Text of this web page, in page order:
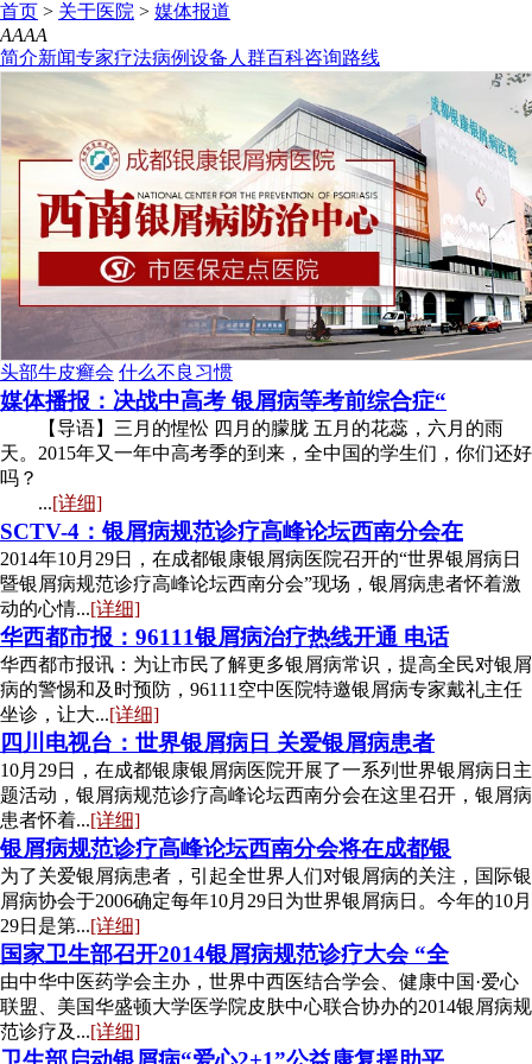
首页 > 关于医院 > 媒体报道
AAAA
简介新闻专家疗法病例设备 人群百科咨询路线
头部牛皮癣会 什么不良习惯
媒体播报：决战中高考 银屑病等考前综合症“
【导语】三月的惺忪 四月的朦胧 五月的花蕊，六月的雨
天。2015年又一年中高考季的到来，全中国的学生们，你们还好
吗？
...[详细]
SCTV-4：银屑病规范诊疗高峰论坛西南分会在
2014年10月29日，在成都银康银屑病医院召开的“世界银屑病日
暨银屑病规范诊疗高峰论坛西南分会”现场，银屑病患者怀着激
动的心情...[详细]
华西都市报：96111银屑病治疗热线开通 电话
华西都市报讯：为让市民了解更多银屑病常识，提高全民对银屑
病的警惕和及时预防，96111空中医院特邀银屑病专家戴礼主任
坐诊，让大...[详细]
四川电视台：世界银屑病日 关爱银屑病患者
10月29日，在成都银康银屑病医院开展了一系列世界银屑病日主
题活动，银屑病规范诊疗高峰论坛西南分会在这里召开，银屑病
患者怀着...[详细]
银屑病规范诊疗高峰论坛西南分会将在成都银
为了关爱银屑病患者，引起全世界人们对银屑病的关注，国际银
屑病协会于2006确定每年10月29日为世界银屑病日。今年的10月
29日是第...[详细]
国家卫生部召开2014银屑病规范诊疗大会 “全
由中华中医药学会主办，世界中西医结合学会、健康中国·爱心
联盟、美国华盛顿大学医学院皮肤中心联合协办的2014银屑病规
范诊疗及...[详细]